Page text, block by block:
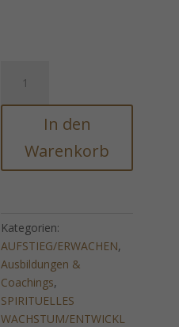
Divine
Connection
priest's
Menge
In den
Warenkorb
Kategorien:
AUFSTIEG/ERWACHEN,
Ausbildungen &
Coachings,
SPIRITUELLES
WACHSTUM/ENTWICKL